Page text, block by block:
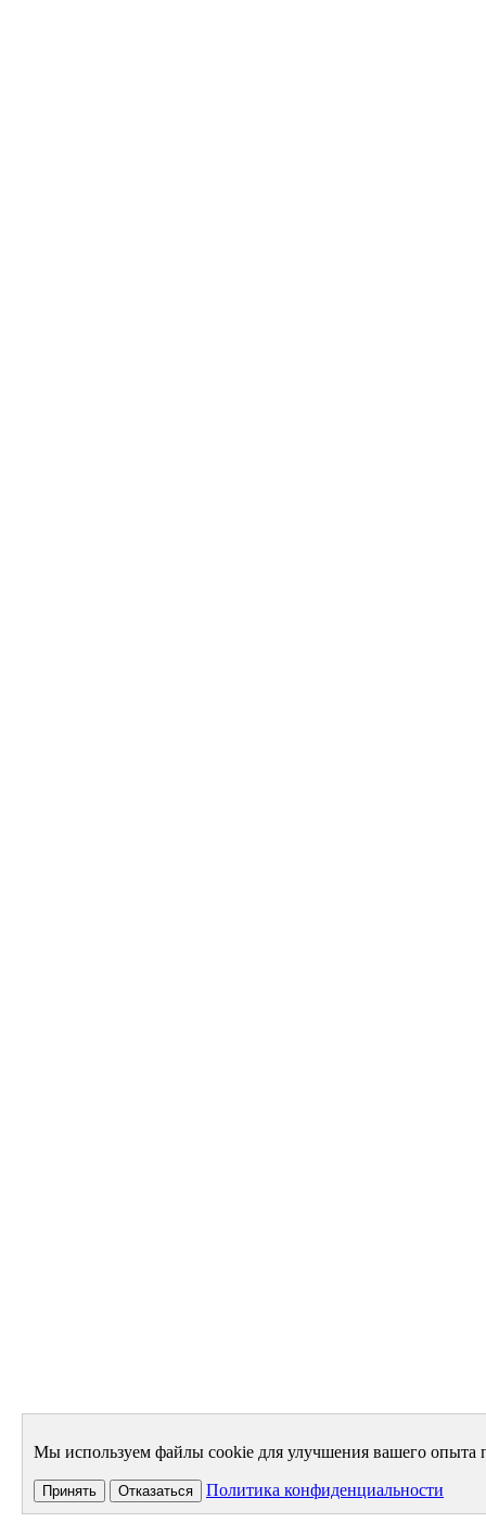
Мы используем файлы cookie для улучшения вашего опыта
Принять Отказаться Политика конфиденциальности